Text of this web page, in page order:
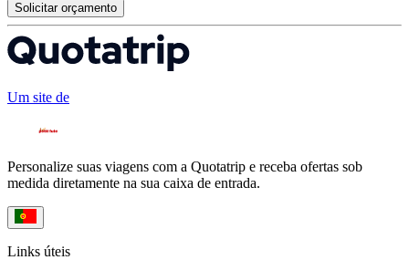
Solicitar orçamento
Um site de
Personalize suas viagens com a Quotatrip e receba ofertas sob
medida diretamente na sua caixa de entrada.
Links úteis